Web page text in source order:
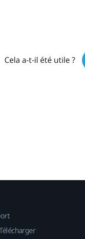
Cela a-t-il été utile ?